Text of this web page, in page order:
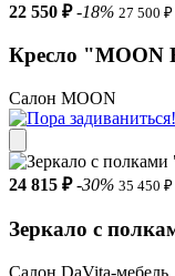
22 550 ₽ -18% 27 500 ₽
Кресло "MOON
Салон MOON
24 815 ₽ -30% 35 450 ₽
Зеркало с
Салон DaVita-мебель